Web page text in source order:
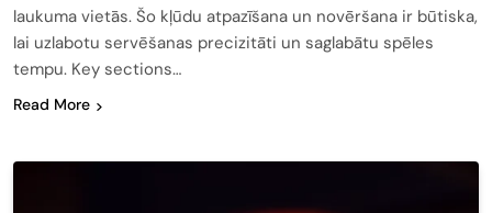
laukuma vietās. Šo kļūdu atpazīšana un novēršana ir būtiska,
lai uzlabotu servēšanas precizitāti un saglabātu spēles
tempu. Key sections…
Read More